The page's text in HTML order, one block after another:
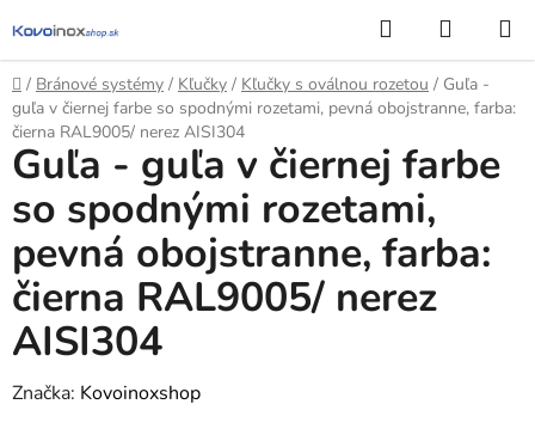
na
obsah
Hľadať
KOŠÍK
Domov
/ Bránové systémy / Kľučky / Kľučky s oválnou rozetou / Guľa -
guľa v čiernej farbe so spodnými rozetami, pevná obojstranne, farba:
čierna RAL9005/ nerez AISI304
Guľa - guľa v čiernej farbe
so spodnými rozetami,
pevná obojstranne, farba:
čierna RAL9005/ nerez
AISI304
Značka: Kovoinoxshop